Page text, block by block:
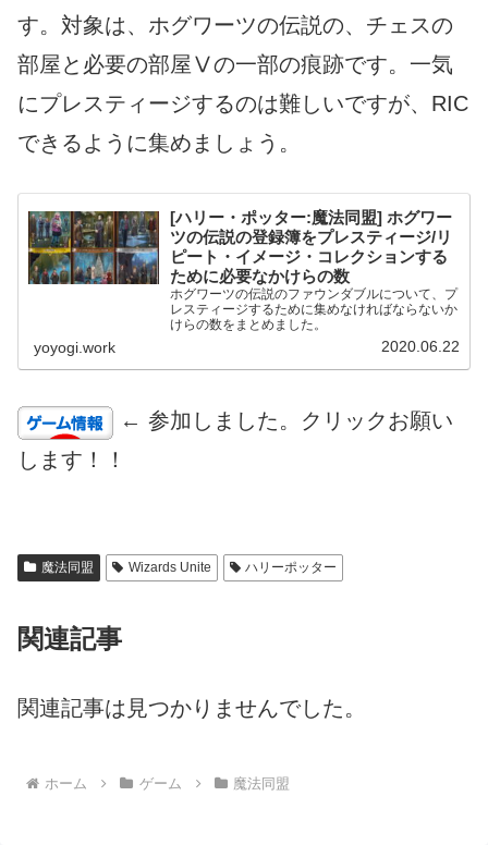
す。対象は、ホグワーツの伝説の、チェスの
部屋と必要の部屋Ⅴの一部の痕跡です。一気
にプレスティージするのは難しいですが、RIC
できるように集めましょう。
[ハリー・ポッター:魔法同盟] ホグワー
ツの伝説の登録簿をプレスティージ/リ
ピート・イメージ・コレクションする
ために必要なかけらの数
ホグワーツの伝説のファウンダブルについて、プ
レスティージするために集めなければならないか
けらの数をまとめました。
yoyogi.work 2020.06.22
← 参加しました。クリックお願い
します！！
魔法同盟 Wizards Unite ハリーポッター
関連記事
関連記事は見つかりませんでした。
ホーム ゲーム 魔法同盟